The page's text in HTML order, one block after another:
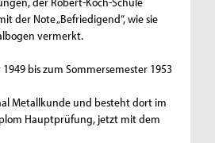
der Note „Befriedigend“, wie sie
vermerkt.
bis zum Sommersemester 1953
Metallkunde und besteht dort im
Hauptprüfung, jetzt mit dem